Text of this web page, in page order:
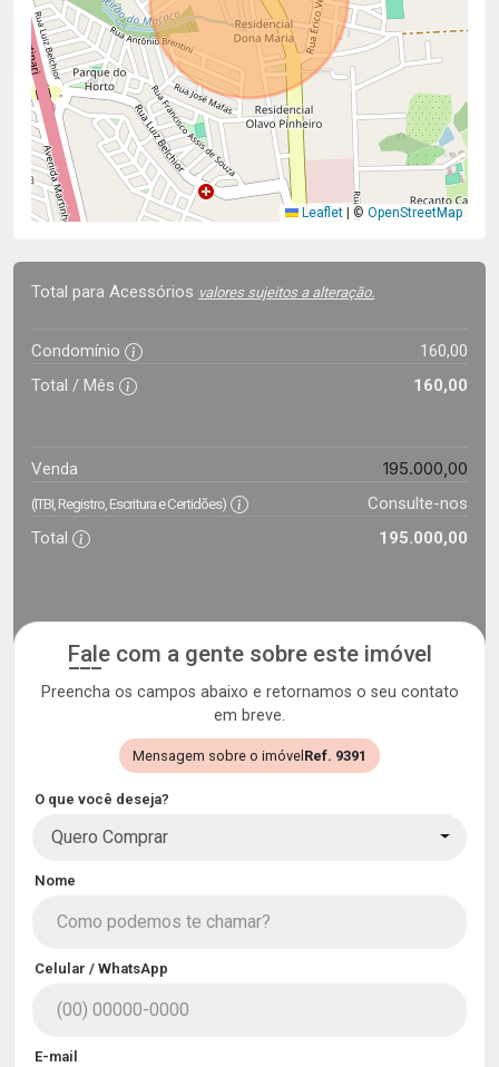
Leaflet | © OpenStreetMap
Total para Acessórios valores sujeitos a alteração.
Condomínio
160,00
Total / Mês
160,00
Venda 195.000,00
(ITBI, Registro, Escritura e Certidões)
Consulte-nos
Total
195.000,00
Fale com a gente sobre este imóvel
Preencha os campos abaixo e retornamos o seu contato
em breve.
Mensagem sobre o imóvelRef. 9391
O que você deseja?
Quero Comprar
Nome
Celular / WhatsApp
E-mail